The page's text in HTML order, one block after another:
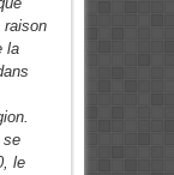
raison
la
se
le